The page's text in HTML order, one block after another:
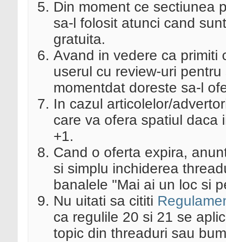
Din moment ce sectiunea
sa-l folosit atunci cand
gratuita.
Avand in vedere ca primiti
userul cu review-uri
momentdat doreste sa-l
In cazul articolelor/
care va ofera spatiul daca
+1.
Cand o oferta expira,
si simplu inchiderea
banalele "Mai ai un loc si
Nu uitati sa cititi
ca regulile 20 si 21 se
topic din threaduri sau